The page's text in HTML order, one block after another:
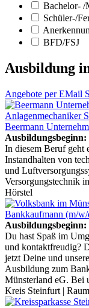
Bachelor- /
Schüler-/
BFD/FSJ
Ausbildung
Angebote per EMail
Anlagenmechaniker
Beermann
Ausbildungsbeginn:
In diesem Beruf geht
Instandhalten von
und
Versorgungstechnik
Hörstel
Bankkaufmann (m/
Ausbildungsbeginn:
Du hast Spaß im
und kontaktfreudig?
jetzt Deine und
Ausbildung zum
Münsterland eG. Bei
Kreis Steinfurt |